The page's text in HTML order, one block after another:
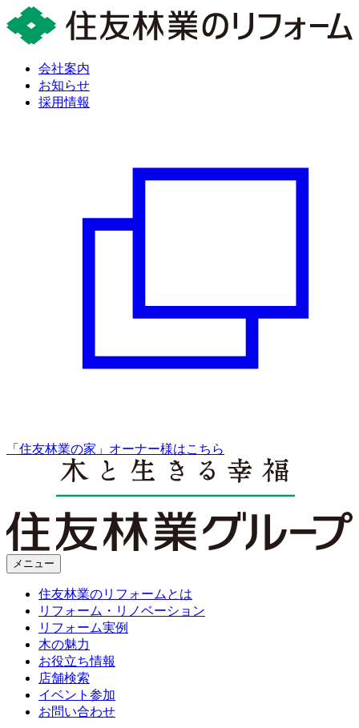
会社案内
お知らせ
採用情報
「住友林業の家」オーナー様はこちら
メニュー
住友林業のリフォームとは
リフォーム・リノベーション
リフォーム実例
木の魅力
お役立ち情報
店舗検索
イベント参加
お問い合わせ